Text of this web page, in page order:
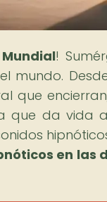
!
mundo.
que
que da vida
en las